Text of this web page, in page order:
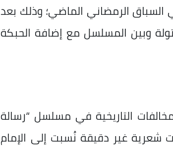
السباق الرمضاني الماضي؛ وذلك بعد
وبين المسلسل مع إضافة الحبكة
التاريخية في مسلسل “رسالة
شعرية غير دقيقة نُسبت إلى الإمام